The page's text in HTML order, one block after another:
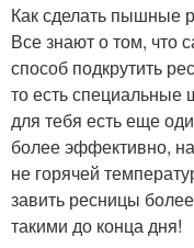
Как сделать пышные
Все знают о том, что
способ подкрутить
то есть
для тебя есть еще
более эффективно,
не горячей
завить ресницы
такими до конца дня!